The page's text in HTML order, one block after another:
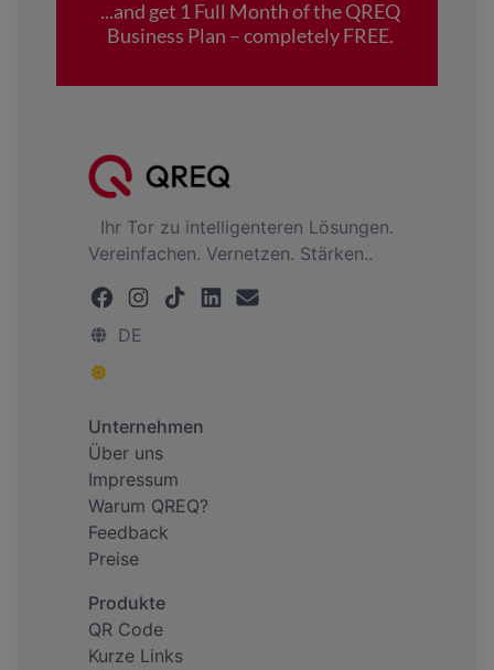
Ihr Tor zu intelligenteren Lösungen.
Vereinfachen. Vernetzen. Stärken..
DE
Unternehmen
Über uns
Impressum
Warum QREQ?
Feedback
Preise
Produkte
QR Code
Kurze Links